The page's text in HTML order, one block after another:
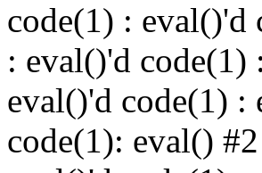
code(1) : eval()'d
: eval()'d code(1)
eval()'d code(1) :
code(1): eval()